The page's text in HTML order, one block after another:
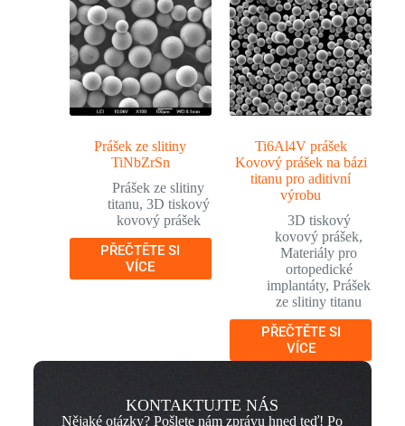
Prášek ze slitiny
TiNbZrSn
Prášek ze slitiny
titanu, 3D tiskový
kovový prášek
PŘEČTĚTE SI
VÍCE
Ti6Al4V prášek
Kovový prášek na bázi
titanu pro aditivní
výrobu
3D tiskový
kovový prášek,
Materiály pro
ortopedické
implantáty,Prášek
ze slitiny titanu
PŘEČTĚTE SI
VÍCE
KONTAKTUJTE NÁS
Nějaké otázky? Pošlete nám zprávu hned teď! Po